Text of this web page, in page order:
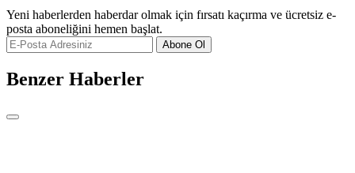
Yeni haberlerden haberdar olmak için fırsatı kaçırma ve ücretsiz e-
posta aboneliğini hemen başlat.
Abone Ol
Benzer Haberler